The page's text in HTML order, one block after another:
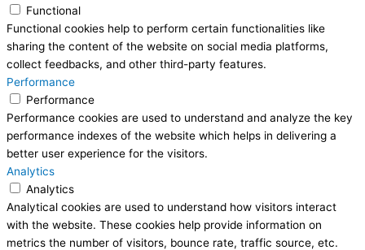
Functional
Functional cookies help to perform certain functionalities like
sharing the content of the website on social media platforms,
collect feedbacks, and other third-party features.
Performance
Performance
Performance cookies are used to understand and analyze the key
performance indexes of the website which helps in delivering a
better user experience for the visitors.
Analytics
Analytics
Analytical cookies are used to understand how visitors interact
with the website. These cookies help provide information on
metrics the number of visitors, bounce rate, traffic source, etc.